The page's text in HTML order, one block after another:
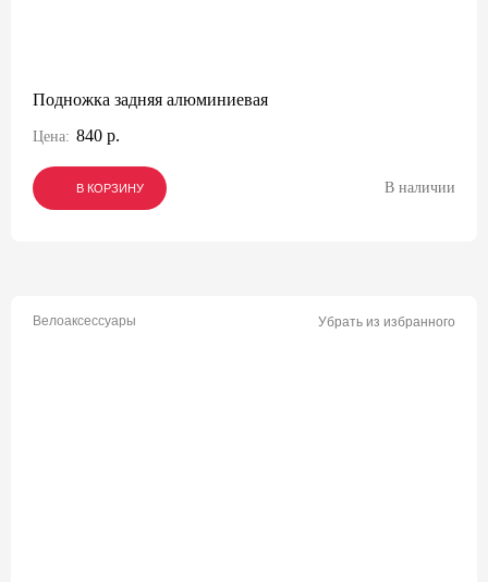
Подножка задняя алюминиевая
Цена: 840 р.
В КОРЗИНУ
В КОРЗИНУ
В КОРЗИНУ В наличии
Велоаксессуары Убрать из избранного